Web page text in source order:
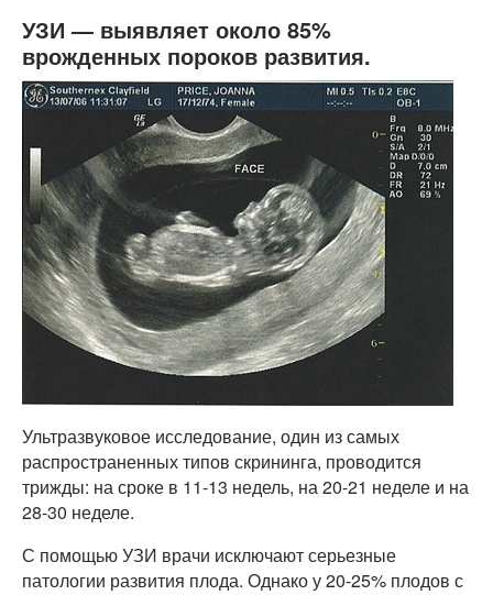
УЗИ — выявляет около 85%
врожденных пороков развития.
Ультразвуковое исследование, один из самых
распространенных типов скрининга, проводится
трижды: на сроке в 11-13 недель, на 20-21 неделе и на
28-30 неделе.
С помощью УЗИ врачи исключают серьезные
патологии развития плода. Однако у 20-25% плодов с